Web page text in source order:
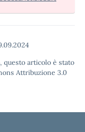
questo articolo è stato
Attribuzione 3.0